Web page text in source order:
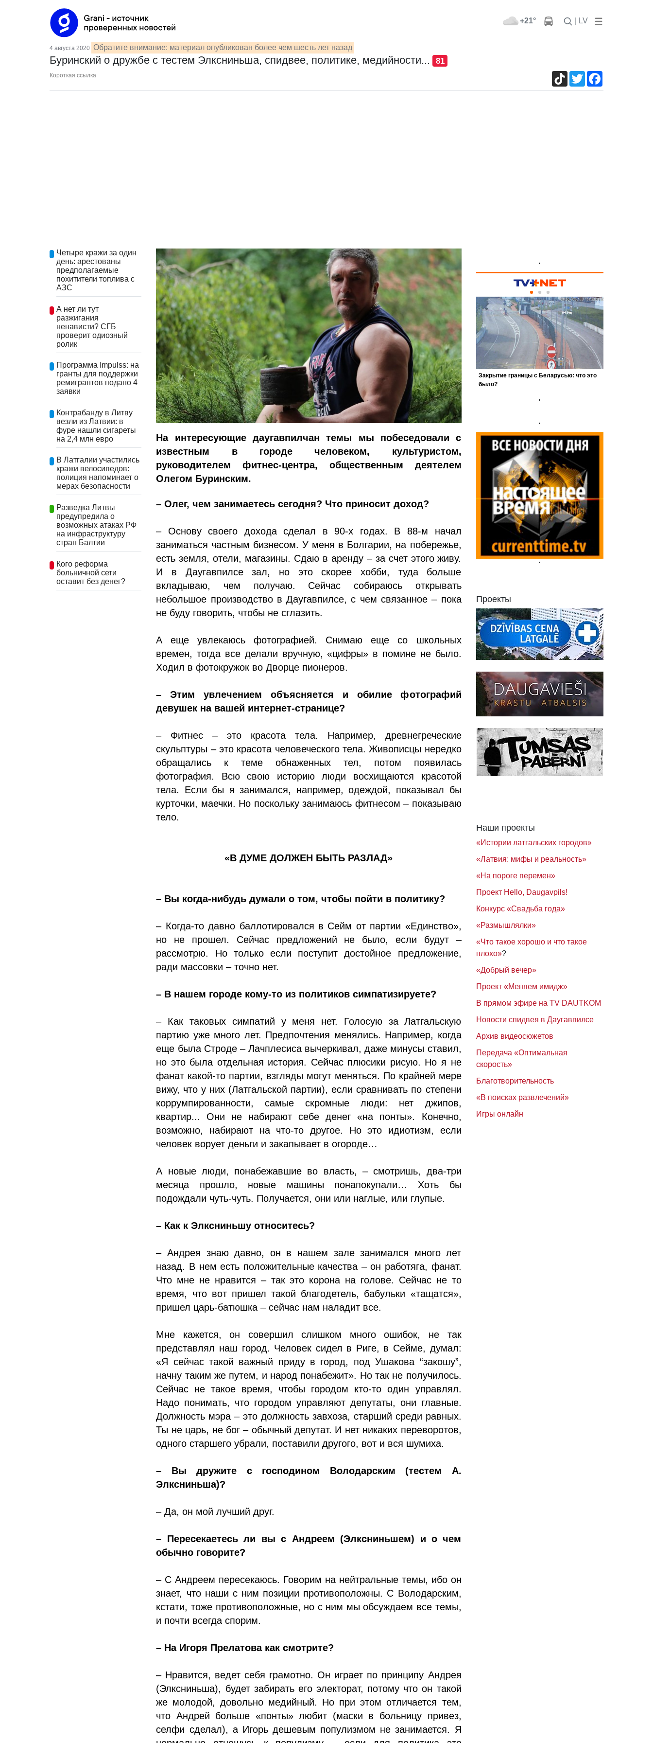
+21° | LV
4 августа 2020 Обратите внимание: материал опубликован более чем шесть лет назад
Буринский о дружбе с тестем Элксниньша, спидвее, политике, медийности... 81
Короткая ссылка TikTokTwitter
Четыре кражи за один
день: арестованы
предполагаемые
похитители топлива с
АЗС
А нет ли тут
разжигания
ненависти? СГБ
проверит одиозный
ролик
Программа Impulss: на
гранты для поддержки
ремигрантов подано 4
заявки
Контрабанду в Литву
везли из Латвии: в
фуре нашли сигареты
на 2,4 млн евро
В Латгалии участились
кражи велосипедов:
полиция напоминает о
мерах безопасности
Разведка Литвы
предупредила о
возможных атаках РФ
на инфраструктуру
стран Балтии
Кого реформа
больничной сети
оставит без денег?
На интересующие даугавпилчан темы мы побеседовали с
известным в городе человеком, культуристом,
руководителем фитнес-центра, общественным деятелем
Олегом Буринским.
– Олег, чем занимаетесь сегодня? Что приносит доход?
– Основу своего дохода сделал в 90-х годах. В 88-м начал
заниматься частным бизнесом. У меня в Болгарии, на побережье,
есть земля, отели, магазины. Сдаю в аренду – за счет этого живу.
И в Даугавпилсе зал, но это скорее хобби, туда больше
вкладываю, чем получаю. Сейчас собираюсь открывать
небольшое производство в Даугавпилсе, с чем связанное – пока
не буду говорить, чтобы не сглазить.
А еще увлекаюсь фотографией. Снимаю еще со школьных
времен, тогда все делали вручную, «цифры» в помине не было.
Ходил в фотокружок во Дворце пионеров.
– Этим увлечением объясняется и обилие фотографий
девушек на вашей интернет-странице?
– Фитнес – это красота тела. Например, древнегреческие
скульптуры – это красота человеческого тела. Живописцы нередко
обращались к теме обнаженных тел, потом появилась
фотография. Всю свою историю люди восхищаются красотой
тела. Если бы я занимался, например, одеждой, показывал бы
курточки, маечки. Но поскольку занимаюсь фитнесом – показываю
тело.
«В ДУМЕ ДОЛЖЕН БЫТЬ РАЗЛАД»
– Вы когда-нибудь думали о том, чтобы пойти в политику?
– Когда-то давно баллотировался в Сейм от партии «Единство»,
но не прошел. Сейчас предложений не было, если будут –
рассмотрю. Но только если поступит достойное предложение,
ради массовки – точно нет.
– В нашем городе кому-то из политиков симпатизируете?
– Как таковых симпатий у меня нет. Голосую за Латгальскую
партию уже много лет. Предпочтения менялись. Например, когда
еще была Строде – Лачплесиса вычеркивал, даже минусы ставил,
но это была отдельная история. Сейчас плюсики рисую. Но я не
фанат какой-то партии, взгляды могут меняться. По крайней мере
вижу, что у них (Латгальской партии), если сравнивать по степени
коррумпированности, самые скромные люди: нет джипов,
квартир... Они не набирают себе денег «на понты». Конечно,
возможно, набирают на что-то другое. Но это идиотизм, если
человек ворует деньги и закапывает в огороде…
А новые люди, понабежавшие во власть, – смотришь, два-три
месяца прошло, новые машины понапокупали… Хоть бы
подождали чуть-чуть. Получается, они или наглые, или глупые.
– Как к Элксниньшу относитесь?
– Андрея знаю давно, он в нашем зале занимался много лет
назад. В нем есть положительные качества – он работяга, фанат.
Что мне не нравится – так это корона на голове. Сейчас не то
время, что вот пришел такой благодетель, бабульки «тащатся»,
пришел царь-батюшка – сейчас нам наладит все.
Мне кажется, он совершил слишком много ошибок, не так
представлял наш город. Человек сидел в Риге, в Сейме, думал:
«Я сейчас такой важный приду в город, под Ушакова “закошу”,
начну таким же путем, и народ понабежит». Но так не получилось.
Сейчас не такое время, чтобы городом кто-то один управлял.
Надо понимать, что городом управляют депутаты, они главные.
Должность мэра – это должность завхоза, старший среди равных.
Ты не царь, не бог – обычный депутат. И нет никаких переворотов,
одного старшего убрали, поставили другого, вот и вся шумиха.
– Вы дружите с господином Володарским (тестем А.
Элксниньша)?
– Да, он мой лучший друг.
– Пересекаетесь ли вы с Андреем (Элксниньшем) и о чем
обычно говорите?
– С Андреем пересекаюсь. Говорим на нейтральные темы, ибо он
знает, что наши с ним позиции противоположны. С Володарским,
кстати, тоже противоположные, но с ним мы обсуждаем все темы,
и почти всегда спорим.
– На Игоря Прелатова как смотрите?
– Нравится, ведет себя грамотно. Он играет по принципу Андрея
(Элксниньша), будет забирать его электорат, потому что он такой
же молодой, довольно медийный. Но при этом отличается тем,
что Андрей больше «понты» любит (маски в больницу привез,
селфи сделал), а Игорь дешевым популизмом не занимается. Я
'
'
'
'
Проекты
Наши проекты
«Истории латгальских городов»
«Латвия: мифы и реальность»
«На пороге перемен»
Проект Hello, Daugavpils!
Конкурс «Свадьба года»
«Размышлялки»
«Что такое хорошо и что такое
плохо»?
«Добрый вечер»
Проект «Меняем имидж»
В прямом эфире на TV DAUTKOM
Новости спидвея в Даугавпилсе
Архив видеосюжетов
Передача «Оптимальная
скорость»
Благотворительность
«В поисках развлечений»
Игры онлайн